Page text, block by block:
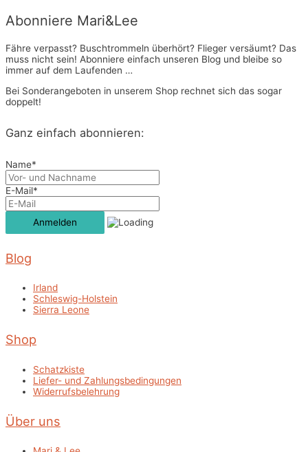
Abonniere Mari&Lee
Fähre verpasst? Buschtrommeln überhört? Flieger versäumt? Das
muss nicht sein! Abonniere einfach unseren Blog und bleibe so
immer auf dem Laufenden …
Bei Sonderangeboten in unserem Shop rechnet sich das sogar
doppelt!
Ganz einfach abonnieren:
Name*
E-Mail*
Blog
Irland
Schleswig-Holstein
Sierra Leone
Shop
Schatzkiste
Liefer- und Zahlungsbedingungen
Widerrufsbelehrung
Über uns